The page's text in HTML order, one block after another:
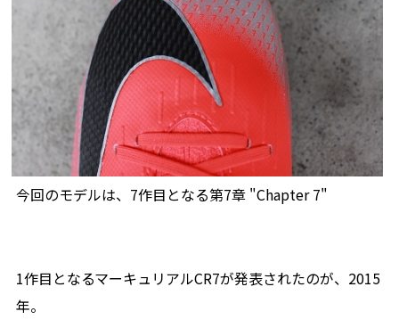
今回のモデルは、7作目となる第7章 "Chapter 7"
1作目となるマーキュリアルCR7が発表されたのが、2015
年。